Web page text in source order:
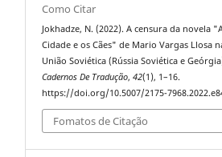
Como Citar
Jokhadze, N. (2022). A censura da novela
Cidade e os Cães" de Mario Vargas Llosa
União Soviética (Rússia Soviética e
Cadernos De Tradução,42(1), 1–16.
https://doi.org/10.5007/2175-
Fomatos de Citação